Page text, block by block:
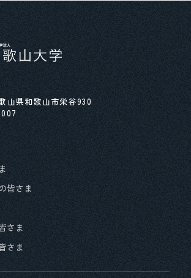
山県和歌山市栄谷930
皆さま
さま
さま